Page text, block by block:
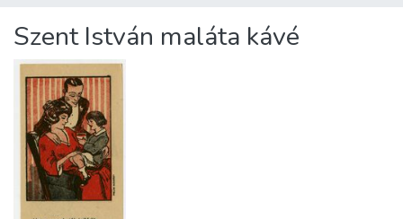
About us
Szent István maláta kávé